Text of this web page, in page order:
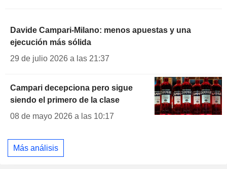
Davide Campari-Milano: menos apuestas y una
ejecución más sólida
29 de julio 2026 a las 21:37
Campari decepciona pero sigue
siendo el primero de la clase
08 de mayo 2026 a las 10:17
Más análisis